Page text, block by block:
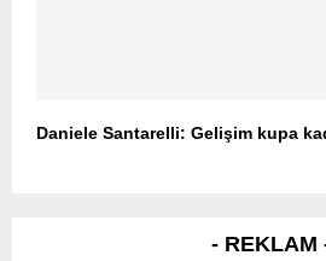
Daniele Santarelli: Gelişim kupa
- REKLAM